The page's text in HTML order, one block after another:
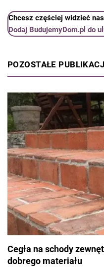
Chcesz częściej widzieć
Dodaj BudujemyDom.pl do
POZOSTAŁE
Cegła na schody
dobrego materiału